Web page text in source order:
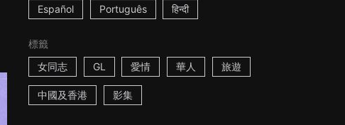
Español Português हिन्दी
標籤
女同志
GL 愛情 華人 旅遊
中國及香港 影集